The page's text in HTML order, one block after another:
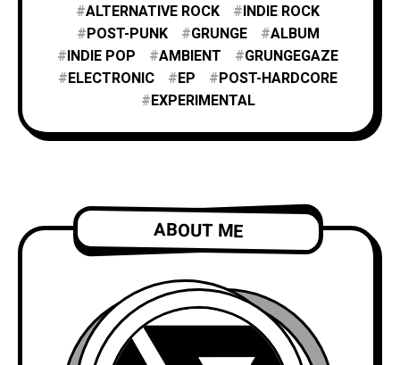
ALTERNATIVE ROCK
INDIE ROCK
POST-PUNK
GRUNGE
ALBUM
INDIE POP
AMBIENT
GRUNGEGAZE
ELECTRONIC
EP
POST-HARDCORE
EXPERIMENTAL
ABOUT ME